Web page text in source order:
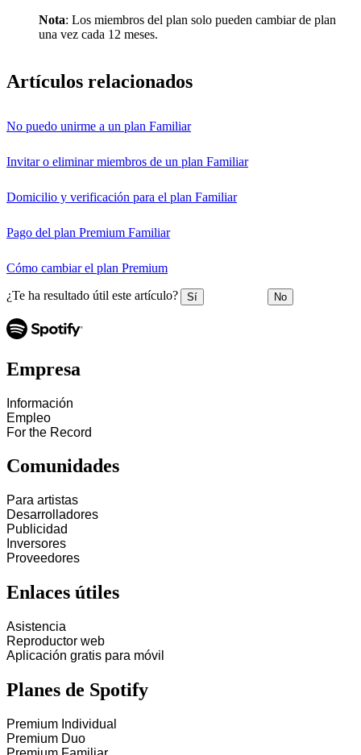
Nota: Los miembros del plan solo pueden cambiar de plan
una vez cada 12 meses.
Artículos relacionados
No puedo unirme a un plan Familiar
Invitar o eliminar miembros de un plan Familiar
Domicilio y verificación para el plan Familiar
Pago del plan Premium Familiar
Cómo cambiar el plan Premium
¿Te ha resultado útil este artículo? Sí No
Empresa
Información
Empleo
For the Record
Comunidades
Para artistas
Desarrolladores
Publicidad
Inversores
Proveedores
Enlaces útiles
Asistencia
Reproductor web
Aplicación gratis para móvil
Planes de Spotify
Premium Individual
Premium Duo